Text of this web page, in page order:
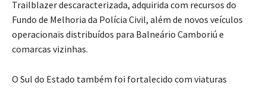
Trailblazer descaracterizada, adquirida com recursos do
Fundo de Melhoria da Polícia Civil, além de novos veículos
operacionais distribuídos para Balneário Camboriú e
comarcas vizinhas.
O Sul do Estado também foi fortalecido com viaturas